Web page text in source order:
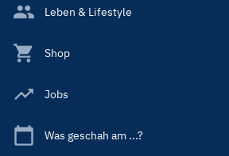
Leben & Lifestyle
Shop
Jobs
Was geschah am ...?